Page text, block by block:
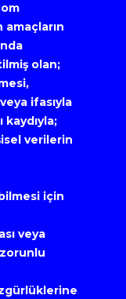
amaçların
olan;
ifasıyla
verilerin
için
veya